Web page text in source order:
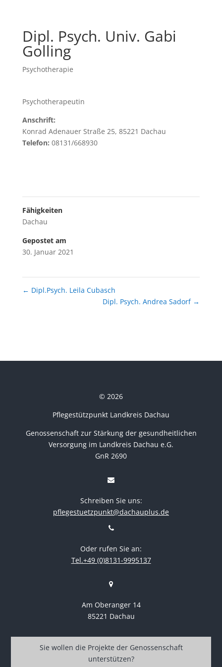
Dipl. Psych. Univ. Gabi
Golling
Psychotherapie
Psychotherapeutin
Anschrift:
Konrad Adenauer Straße 25, 85221 Dachau
Telefon: 08131/668930
Fähigkeiten
Dachau
Gepostet am
30. Januar 2021
← Dipl.Psych. Leila Cubasch
Dipl. Psych. Andrea Sadorf →
© 2026
Pflegestützpunkt Landkreis Dachau
Genossenschaft zur Stärkung der gesundheitlichen
Versorgung im Landkreis Dachau e.G.
GnR 2690
Schreiben Sie uns:
pflegestuetzpunkt@dachauplus.de
Oder rufen Sie an:
Tel.+49 (0)8131-9995137
Am Oberanger 14
85221 Dachau
Sie wollen die Projekte der Genossenschaft
unterstützen?